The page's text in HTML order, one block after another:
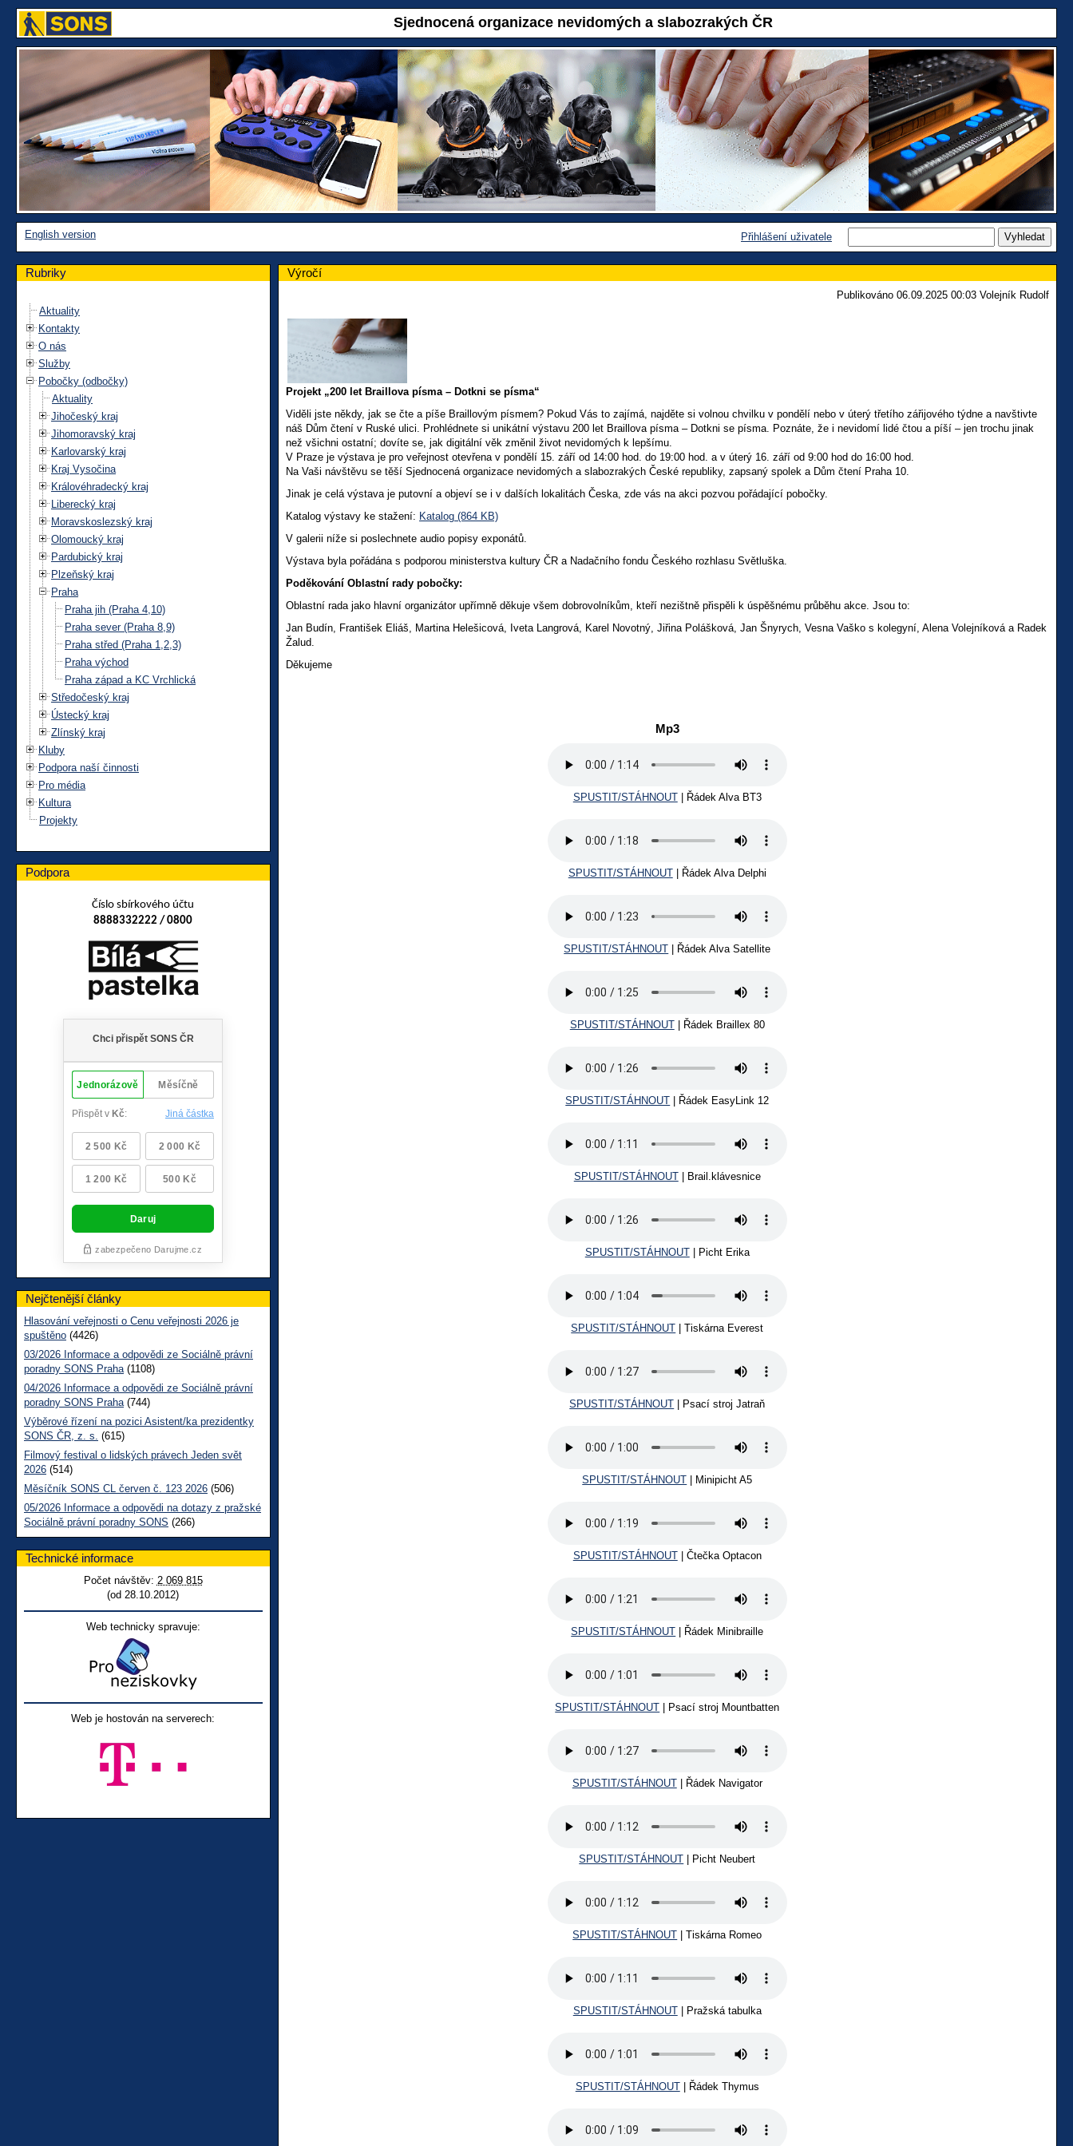
Sjednocená organizace nevidomých a slabozrakých ČR
English version Přihlášení uživatele
Rubriky
Aktuality
Kontakty
O nás
Služby
Pobočky (odbočky)
Aktuality
Jihočeský kraj
Jihomoravský kraj
Karlovarský kraj
Kraj Vysočina
Královéhradecký kraj
Liberecký kraj
Moravskoslezský kraj
Olomoucký kraj
Pardubický kraj
Plzeňský kraj
Praha
Praha jih (Praha 4,10)
Praha sever (Praha 8,9)
Praha střed (Praha 1,2,3)
Praha východ
Praha západ a KC Vrchlická
Středočeský kraj
Ústecký kraj
Zlínský kraj
Kluby
Podpora naší činnosti
Pro média
Kultura
Projekty
Výročí
Publikováno 06.09.2025 00:03 Volejník Rudolf
Projekt „200 let Braillova písma – Dotkni se písma“
Viděli jste někdy, jak se čte a píše Braillovým písmem? Pokud Vás to zajímá, najděte si volnou chvilku v pondělí nebo v úterý třetího zářijového týdne a navštivte
náš Dům čtení v Ruské ulici. Prohlédnete si unikátní výstavu 200 let Braillova písma – Dotkni se písma. Poznáte, že i nevidomí lidé čtou a píší – jen trochu jinak
než všichni ostatní; dovíte se, jak digitální věk změnil život nevidomých k lepšímu.
V Praze je výstava je pro veřejnost otevřena v pondělí 15. září od 14:00 hod. do 19:00 hod. a v úterý 16. září od 9:00 hod do 16:00 hod.
Na Vaši návštěvu se těší Sjednocená organizace nevidomých a slabozrakých České republiky, zapsaný spolek a Dům čtení Praha 10.
Jinak je celá výstava je putovní a objeví se i v dalších lokalitách Česka, zde vás na akci pozvou pořádající pobočky.
Katalog výstavy ke stažení: Katalog (864 KB)
V galerii níže si poslechnete audio popisy exponátů.
Výstava byla pořádána s podporou ministerstva kultury ČR a Nadačního fondu Českého rozhlasu Světluška.
Poděkování Oblastní rady pobočky:
Oblastní rada jako hlavní organizátor upřímně děkuje všem dobrovolníkům, kteří nezištně přispěli k úspěšnému průběhu akce. Jsou to:
Jan Budín, František Eliáš, Martina Helešicová, Iveta Langrová, Karel Novotný, Jiřina Polášková, Jan Šnyrych, Vesna Vaško s kolegyní, Alena Volejníková a Radek
Žalud.
Děkujeme
Mp3
SPUSTIT/STÁHNOUT| Řádek Alva BT3
SPUSTIT/STÁHNOUT| Řádek Alva Delphi
SPUSTIT/STÁHNOUT | Řádek Alva Satellite
SPUSTIT/STÁHNOUT| Řádek Braillex 80
SPUSTIT/STÁHNOUT | Řádek EasyLink 12
SPUSTIT/STÁHNOUT| Brail.klávesnice
SPUSTIT/STÁHNOUT| Picht Erika
SPUSTIT/STÁHNOUT | Tiskárna Everest
SPUSTIT/STÁHNOUT | Psací stroj Jatraň
SPUSTIT/STÁHNOUT | Minipicht A5
SPUSTIT/STÁHNOUT| Čtečka Optacon
SPUSTIT/STÁHNOUT | Řádek Minibraille
SPUSTIT/STÁHNOUT | Psací stroj Mountbatten
SPUSTIT/STÁHNOUT| Řádek Navigator
SPUSTIT/STÁHNOUT | Picht Neubert
SPUSTIT/STÁHNOUT | Tiskárna Romeo
SPUSTIT/STÁHNOUT| Pražská tabulka
SPUSTIT/STÁHNOUT| Řádek Thymus
Podpora
Číslo sbírkového účtu
8888332222 / 0800
Nejčtenější články
Hlasování veřejnosti o Cenu veřejnosti 2026 je
spuštěno (4426)
03/2026 Informace a odpovědi ze Sociálně právní
poradny SONS Praha (1108)
04/2026 Informace a odpovědi ze Sociálně právní
poradny SONS Praha (744)
Výběrové řízení na pozici Asistent/ka prezidentky
SONS ČR, z. s. (615)
Filmový festival o lidských právech Jeden svět
2026 (514)
Měsíčník SONS CL červen č. 123 2026 (506)
05/2026 Informace a odpovědi na dotazy z pražské
Sociálně právní poradny SONS (266)
Technické informace
Počet návštěv: 2 069 815
(od 28.10.2012)
Web technicky spravuje:
Web je hostován na serverech: